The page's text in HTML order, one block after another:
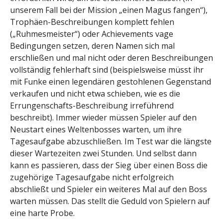
unserem Fall bei der Mission „einen Magus fangen“),
Trophäen-Beschreibungen komplett fehlen
(„Ruhmesmeister“) oder Achievements vage
Bedingungen setzen, deren Namen sich mal
erschließen und mal nicht oder deren Beschreibungen
vollständig fehlerhaft sind (beispielsweise müsst ihr
mit Funke einen legendären gestohlenen Gegenstand
verkaufen und nicht etwa schieben, wie es die
Errungenschafts-Beschreibung irreführend
beschreibt). Immer wieder müssen Spieler auf den
Neustart eines Weltenbosses warten, um ihre
Tagesaufgabe abzuschließen. Im Test war die längste
dieser Wartezeiten zwei Stunden. Und selbst dann
kann es passieren, dass der Sieg über einen Boss die
zugehörige Tagesaufgabe nicht erfolgreich
abschließt und Spieler ein weiteres Mal auf den Boss
warten müssen. Das stellt die Geduld von Spielern auf
eine harte Probe.